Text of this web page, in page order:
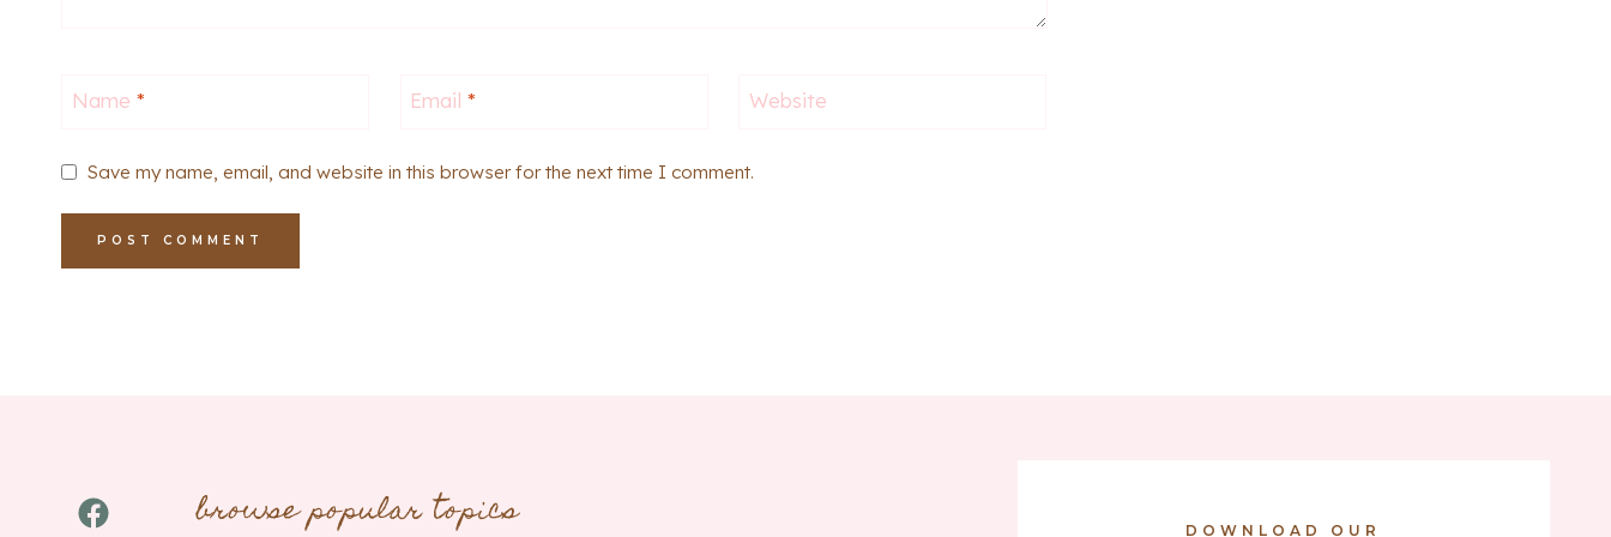
Name * Email* Website
Save my name, email, and website in this browser for the next time I comment.
Facebookbrowse popular topics DOWNLOAD OUR